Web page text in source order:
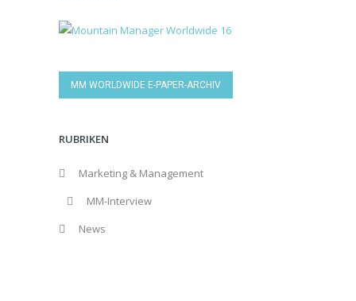
MM WORLDWIDE E-PAPER-ARCHIV
RUBRIKEN
Marketing & Management
MM-Interview
News